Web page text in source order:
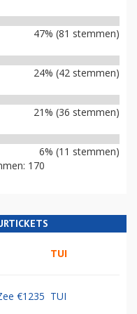
47% (81 stemmen)
24% (42 stemmen)
21% (36 stemmen)
6% (11 stemmen)
170
TUI
€1235 TUI